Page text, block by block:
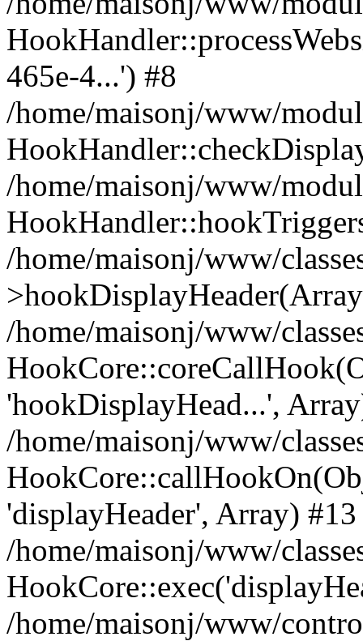
465e-4...') #8
/home/maisonj/www/
/home/maisonj/www/
/home/maisonj/www/
/home/maisonj/www/
'hookDisplayHead...',
/home/maisonj/www/
'displayHeader', Array) #13
/home/maisonj/www/
/home/maisonj/www/